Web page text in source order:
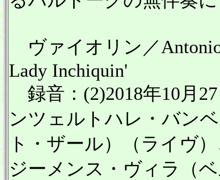
ヴァイオリン／Antonio
Lady Inchiquin'
録音：(2)2018年10月
ンツェルトハレ・バン
ト・ザール）（ライヴ
ジーメンス・ヴィラ（